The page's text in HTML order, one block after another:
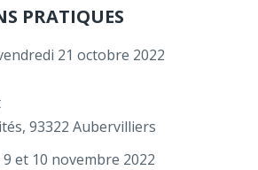
PRATIQUES
21 octobre 2022
93322 Aubervilliers
et 10 novembre 2022